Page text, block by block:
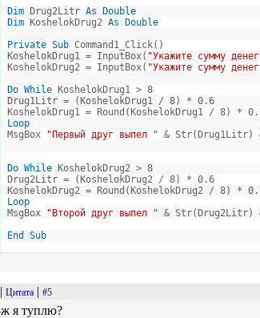
Dim Drug2Litr As
Double
Dim KoshelokDrug2 As
Double
Private Sub Command1_Click()
KoshelokDrug1 = InputBox( "Укажите сумму
KoshelokDrug2 = InputBox( "Укажите сумму
Do While KoshelokDrug1 > 8
Drug1Litr = (KoshelokDrug1 / 8) * 0.6
KoshelokDrug1 = Round(KoshelokDrug1 / 8) *
Loop
MsgBox
"Первый друг выпел " & Str(Drug1Litr)
Do While KoshelokDrug2 > 8
Drug2Litr = (KoshelokDrug2 / 8) * 0.6
KoshelokDrug2 = Round(KoshelokDrug2 / 8) *
Loop
MsgBox
"Второй друг выпел " & Str(Drug2Litr)
End
Sub
| Цитата | #5
я туплю?